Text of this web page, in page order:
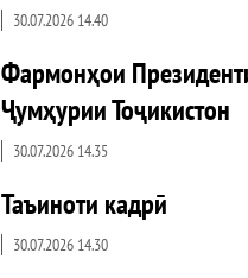
30.07.2026 14.40
Фармонҳои
Ҷумҳурии Тоҷикистон
30.07.2026 14.35
Таъиноти кадрӣ
30.07.2026 14.30